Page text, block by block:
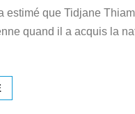
estimé que Tidjane
quand il a acquis la